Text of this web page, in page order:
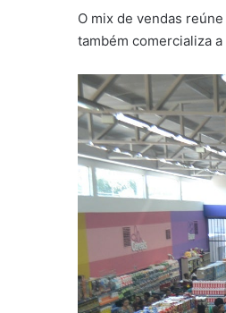
O mix de vendas
também comercializa